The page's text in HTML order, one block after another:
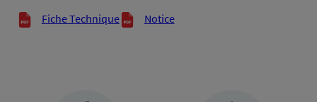
Documents techniques
Fiche Technique Notice